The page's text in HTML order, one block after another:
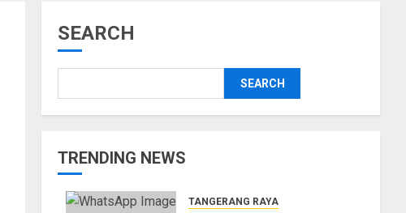
SEARCH
SEARCH
TRENDING NEWS
TANGERANG RAYA